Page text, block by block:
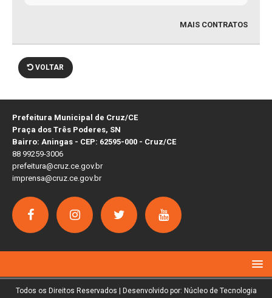
MAIS CONTRATOS
VOLTAR
Prefeitura Municipal de Cruz/CE
Praça dos Três Poderes, SN
Bairro: Aningas - CEP: 62595-000 - Cruz/CE
88 99259-3006
prefeitura@cruz.ce.gov.br
imprensa@cruz.ce.gov.br
Todos os Direitos Reservados | Desenvolvido por: Núcleo de Tecnologia